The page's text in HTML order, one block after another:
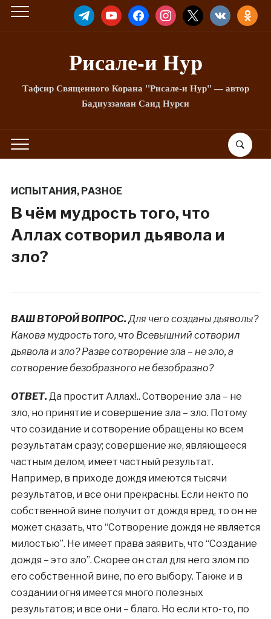
TELEGRAMYOUTUBEFACEBOOKINSTAGRAM
X VKONTAKTE
Рисале-и Hyp
Тафсир Священного Корана "Рисале-и Нур" — автор
Бадиуззаман Саид Нурси
ИСПЫТАНИЯ, РАЗНОЕ
В чём мудрость того, что
Аллах сотворил дьявола и
зло?
ВАШ ВТОРОЙ ВОПРОС. Для чего созданы дьяволы?
Какова мудрость того, что Всевышний сотворил
дьявола и зло? Разве сотворение зла – не зло, а
сотворение безобразного не безобразно?
ОТВЕТ. Да простит Аллах!.. Сотворение зла – не
зло, но принятие и совершение зла – зло. Потому
что созидание и сотворение обращены ко всем
результатам сразу; совершение же, являющееся
частным делом, имеет частный результат.
Например, в приходе дождя имеются тысячи
результатов, и все они прекрасны. Если некто по
собственной вине получит от дождя вред, то он не
может сказать, что “Сотворение дождя не является
милостью”. Не имеет права заявить, что “Создание
дождя – это зло”. Скорее он стал для него злом по
его собственной вине, по его выбору. Также и в
создании огня имеется много полезных
результатов; и все они – благо. Но если кто-то, по